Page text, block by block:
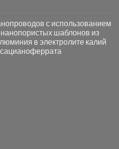
с использованием
шаблонов из
в электролите калий